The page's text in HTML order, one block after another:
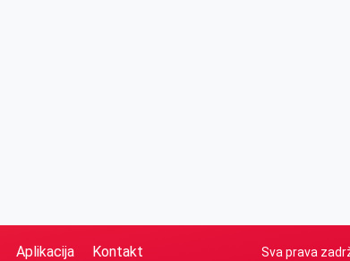
Aplikacija Kontakt Sva prava